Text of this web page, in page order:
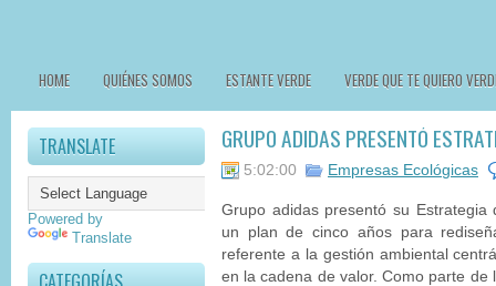
HOME QUIÉNES SOMOS ESTANTE VERDE VERDE QUE TE QUIERO
TRANSLATE
Powered by
Translate
GRUPO ADIDAS PRESENTÓ
5:02:00 Empresas Ecológicas
Grupo adidas presentó su Estrategia
un plan de cinco años para
referente a la gestión ambiental
en la cadena de valor. Como parte de